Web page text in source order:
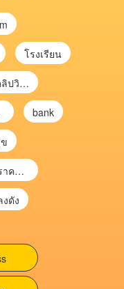
โรงเรียน
ฉันขอวิธีประกอบมุ้ง คลิปวิดีโอ การประกอบมุ้ง
bank
ซื้อทรัพย์ NPL ต่ำกว่าราคาตลาด 30-70% แบบไม่ต้องไปประมูล”
ดัง